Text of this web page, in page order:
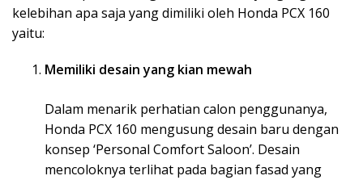
kelebihan apa saja yang dimiliki oleh Honda PCX 160
yaitu:
Memiliki desain yang kian mewah
Dalam menarik perhatian calon penggunanya,
Honda PCX 160 mengusung desain baru dengan
konsep ‘Personal Comfort Saloon’. Desain
mencoloknya terlihat pada bagian fasad yang